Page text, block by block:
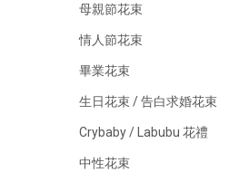
母親節花束
情人節花束
畢業花束
生日花束 / 告白求婚花束
Crybaby / Labubu 花禮
中性花束